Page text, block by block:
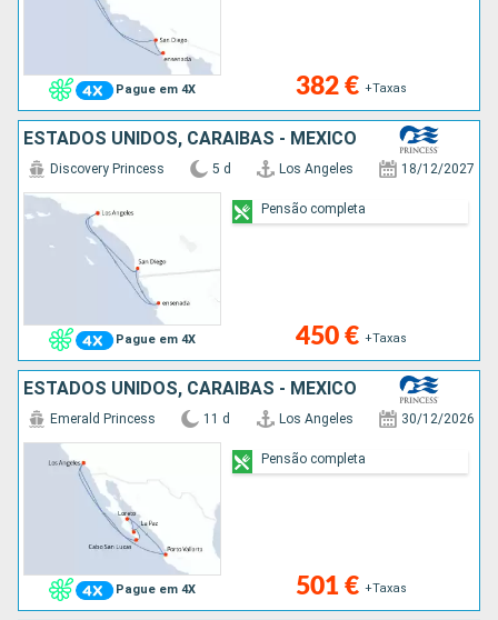
Pague em 4X 382 € +Taxas
ESTADOS UNIDOS, CARAIBAS - MEXICO
Pague em 4X
Discovery Princess 5 d Los Angeles 18/12/2027
450 € +Taxas
Pensão completa
ESTADOS UNIDOS, CARAIBAS - MEXICO
Pague em 4X
Emerald Princess 11 d Los Angeles 30/12/2026
501 € +Taxas
Pensão completa